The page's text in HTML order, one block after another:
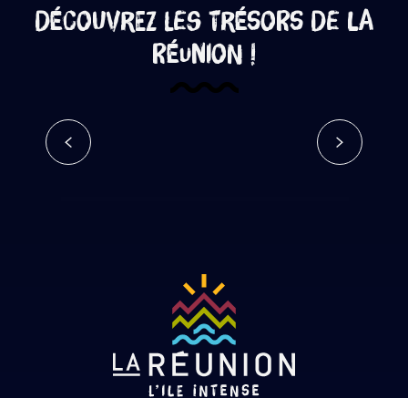
Découvrez les trésors de La
Réunion !